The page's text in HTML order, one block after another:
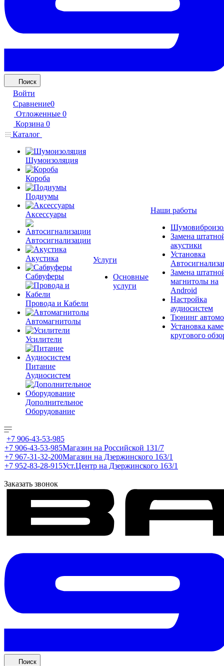
Поиск
Войти
Сравнение0
Отложенные 0
Корзина 0
Каталог
Шумоизоляция
Короба
Подиумы
Аксессуары
Автосигнализации
Акустика
Сабвуферы
Провода и Кабели
Автомагнитолы
Усилители
Питание
Аудиосистем
Дополнительное
Оборудование
Услуги
Основные
услуги
Наши работы
Замена
акустики
Установка
Замена
магнитолы на
Android
Настройка
аудиосистем
Тюнинг
Установка
кругового
+7 906-43-53-985
+7 906-43-53-985Магазин на Российской 131/7
+7 967-31-32-200Магазин на Дзержинского 163/1
+7 952-83-28-915Уст.Центр на Дзержинского 163/1
Заказать звонок
Поиск